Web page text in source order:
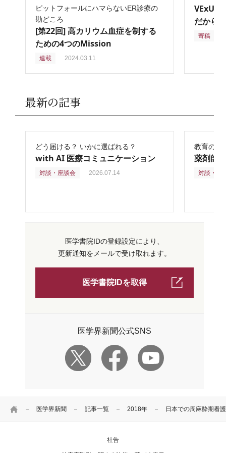
HOME 医学界新聞 記事一覧 2018年 日本での周麻酔期看
ピットフォールにハマらないER診療の
勘どころ
[第22回] 高カリウム血症を制する
ための4つのMission
連載 2024.03.11
VExUS
だから
寄稿
最新の記事
どう届ける？ いかに選ばれる？
with AI 医療コミュニケーション
対談・座談会 2026.07.14
教育の再
薬剤師
対談・座
医学書院IDの登録設定により、
更新通知をメールで受け取れます。
医学書院IDを取得
医学界新聞公式SNS
社告